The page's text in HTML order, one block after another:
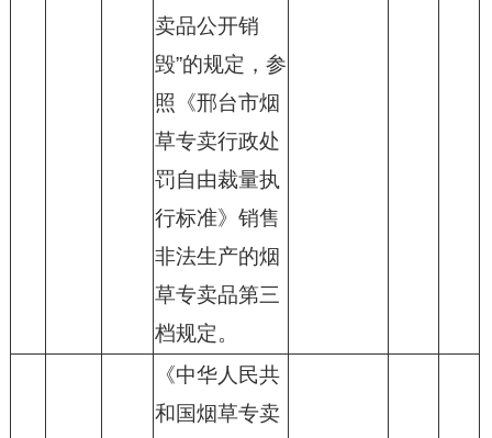
卖品公开销
毁”的规定，参
照《邢台市烟
草专卖行政处
罚自由裁量执
行标准》销售
非法生产的烟
草专卖品第三
档规定。
《中华人民共
和国烟草专卖